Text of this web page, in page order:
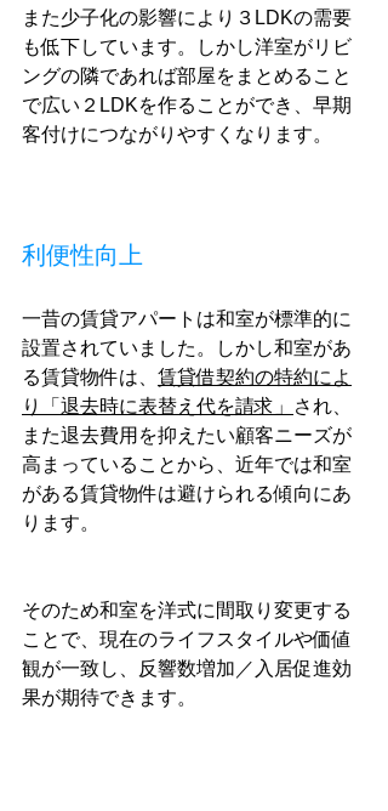
また少子化の影響により３LDKの需要
も低下しています。しかし洋室がリビ
ングの隣であれば部屋をまとめること
で広い２LDKを作ることができ、早期
客付けにつながりやすくなります。
利便性向上
一昔の賃貸アパートは和室が標準的に
設置されていました。しかし和室があ
る賃貸物件は、 賃貸借契約の特約によ
り「退去時に表替え代を請求」
され、
また退去費用を抑えたい顧客ニーズが
高まっていることから、近年では和室
がある賃貸物件は避けられる傾向にあ
ります。
そのため和室を洋式に間取り変更する
ことで、現在のライフスタイルや価値
観が一致し、反響数増加／入居促進効
果が期待できます。